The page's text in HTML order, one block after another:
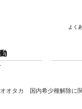
よく
オオタカ 国内希少種解除に